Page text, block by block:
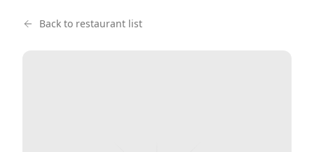
Back to restaurant list